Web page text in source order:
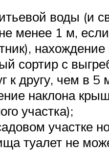
воды (и
менее 1 м,
сортир с
к другу, чем в 5
наклона
участка);
участке
туалет не